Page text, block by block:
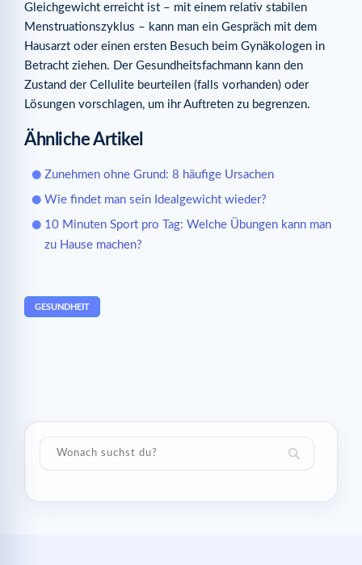
Gleichgewicht erreicht ist – mit einem relativ stabilen
Menstruationszyklus – kann man ein Gespräch mit dem
Hausarzt oder einen ersten Besuch beim Gynäkologen in
Betracht ziehen. Der Gesundheitsfachmann kann den
Zustand der Cellulite beurteilen (falls vorhanden) oder
Lösungen vorschlagen, um ihr Auftreten zu begrenzen.
Ähnliche Artikel
Zunehmen ohne Grund: 8 häufige Ursachen
Wie findet man sein Idealgewicht wieder?
10 Minuten Sport pro Tag: Welche Übungen kann man
zu Hause machen?
GESUNDHEIT